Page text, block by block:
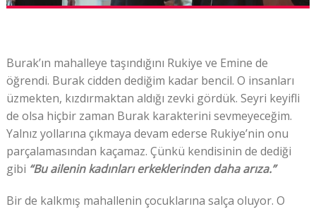
Burak’ın mahalleye taşındığını Rukiye ve Emine de
öğrendi. Burak cidden dediğim kadar bencil. O insanları
üzmekten, kızdırmaktan aldığı zevki gördük. Seyri keyifli
de olsa hiçbir zaman Burak karakterini sevmeyeceğim.
Yalnız yollarına çıkmaya devam ederse Rukiye’nin onu
parçalamasından kaçamaz. Çünkü kendisinin de dediği
gibi “Bu ailenin kadınları erkeklerinden daha arıza.”
Bir de kalkmış mahallenin çocuklarına salça oluyor. O